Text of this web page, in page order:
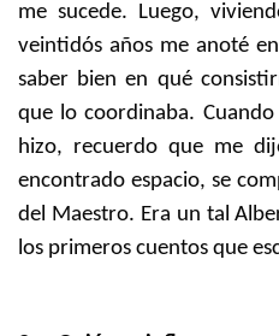
me sucede. Luego,
veintidós años me anoté
saber bien en qué
que lo coordinaba.
hizo, recuerdo que me
encontrado espacio, se
del Maestro. Era un tal
los primeros cuentos que